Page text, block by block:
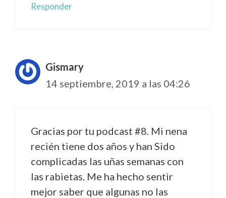
Responder
Gismary
14 septiembre, 2019 a las 04:26
Gracias por tu podcast #8. Mi nena
recién tiene dos años y han Sido
complicadas las uñas semanas con
las rabietas. Me ha hecho sentir
mejor saber que algunas no las